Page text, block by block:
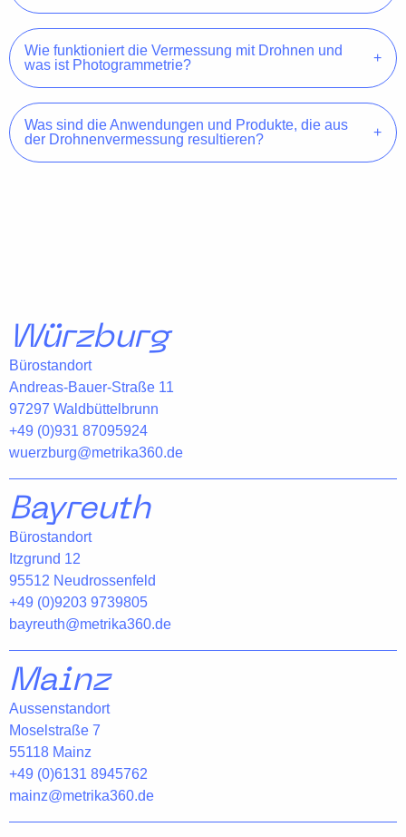
Wie funktioniert die Vermessung mit Drohnen und
was ist Photogrammetrie?
Was sind die Anwendungen und Produkte, die aus
der Drohnenvermessung resultieren?
Würzburg
Bürostandort
Andreas-Bauer-Straße 11
97297 Waldbüttelbrunn
+49 (0)931 87095924
wuerzburg@metrika360.de
Bayreuth
Bürostandort
Itzgrund 12
95512 Neudrossenfeld
+49 (0)9203 9739805
bayreuth@metrika360.de
Mainz
Aussenstandort
Moselstraße 7
55118 Mainz
+49 (0)6131 8945762
mainz@metrika360.de